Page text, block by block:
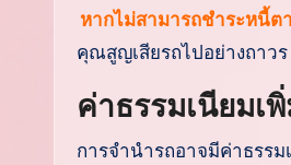
หากไม่สามารถชำระหนี้ต
คุณสูญเสียรถไปอย่างถาวร
ค่าธรรมเนียมเ
การจำนำรถอาจมีค่าธรร